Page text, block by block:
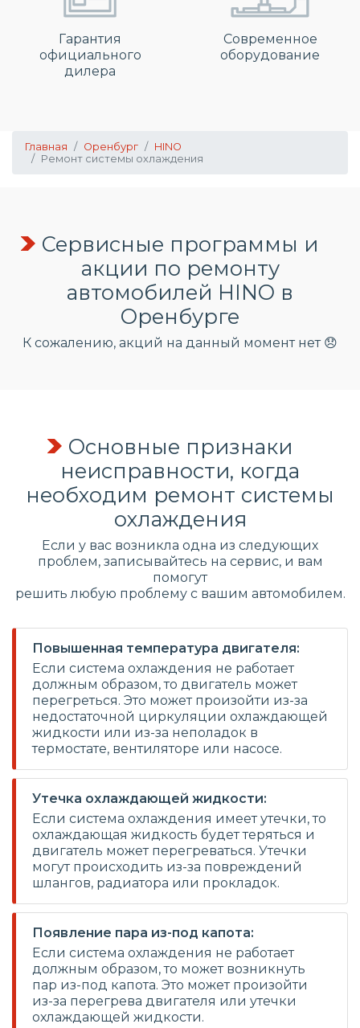
Гарантия
официального
дилера
Современное
оборудование
Главная Оренбург
HINO
Ремонт системы охлаждения
Сервисные программы и
акции по ремонту
автомобилей HINO в
Оренбурге
К сожалению, акций на данный момент нет 😞
Основные признаки
неисправности, когда
необходим ремонт системы
охлаждения
Если у вас возникла одна из следующих
проблем, записывайтесь на сервис, и вам
помогут
решить любую проблему с вашим автомобилем.
Повышенная температура двигателя:
Если система охлаждения не работает
должным образом, то двигатель может
перегреться. Это может произойти из-за
недостаточной циркуляции охлаждающей
жидкости или из-за неполадок в
термостате, вентиляторе или насосе.
Утечка охлаждающей жидкости:
Если система охлаждения имеет утечки, то
охлаждающая жидкость будет теряться и
двигатель может перегреваться. Утечки
могут происходить из-за повреждений
шлангов, радиатора или прокладок.
Появление пара из-под капота:
Если система охлаждения не работает
должным образом, то может возникнуть
пар из-под капота. Это может произойти
из-за перегрева двигателя или утечки
охлаждающей жидкости.